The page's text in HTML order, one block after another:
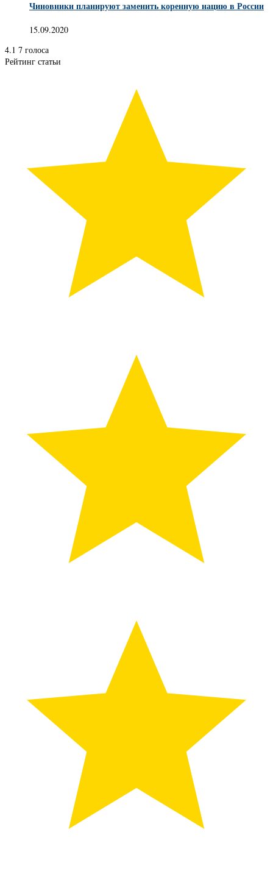
Чиновники планируют заменить коренную нацию в России
15.09.2020
4.1 7 голоса
Рейтинг статьи